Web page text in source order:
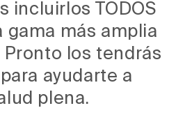
incluirlos TODOS
gama más amplia
los tendrás
ayudarte a
plena.